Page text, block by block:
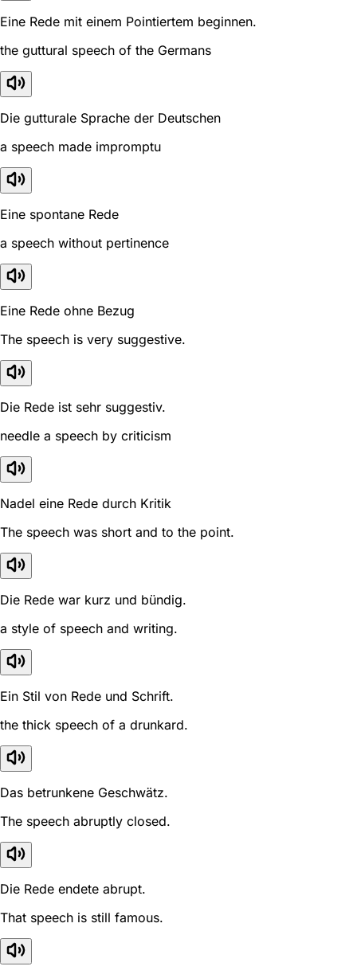
Eine Rede mit einem Pointiertem beginnen.
the guttural speech of the Germans
Die gutturale Sprache der Deutschen
a speech made impromptu
Eine spontane Rede
a speech without pertinence
Eine Rede ohne Bezug
The speech is very suggestive.
Die Rede ist sehr suggestiv.
needle a speech by criticism
Nadel eine Rede durch Kritik
The speech was short and to the point.
Die Rede war kurz und bündig.
a style of speech and writing.
Ein Stil von Rede und Schrift.
the thick speech of a drunkard.
Das betrunkene Geschwätz.
The speech abruptly closed.
Die Rede endete abrupt.
That speech is still famous.